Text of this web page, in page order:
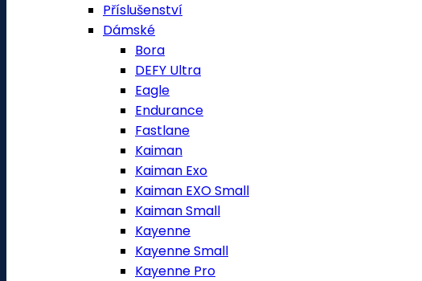
Příslušenství
Dámské
Bora
DEFY Ultra
Eagle
Endurance
Fastlane
Kaiman
Kaiman Exo
Kaiman EXO Small
Kaiman Small
Kayenne
Kayenne Small
Kayenne Pro